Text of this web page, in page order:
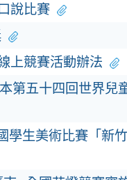
說比賽
上競賽活動辦法
第五十四回世界兒
學生美術比賽「新